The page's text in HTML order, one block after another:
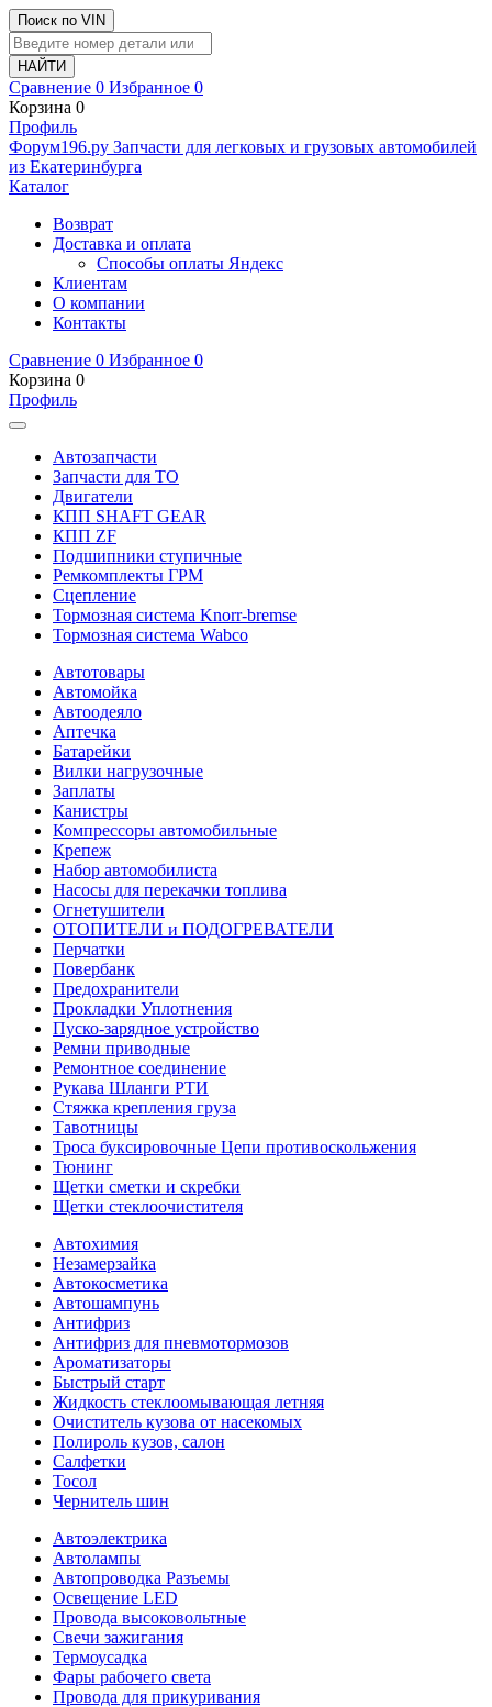
Поиск по VIN
Сравнение 0 Избранное 0
Корзина 0
Профиль
Фoрум196.ру Запчасти для легковых и грузовых автомобилей
из Екатеринбурга
Каталог
Возврат
Доставка и оплата
Способы оплаты Яндекс
Клиентам
О компании
Контакты
Сравнение 0 Избранное 0
Корзина 0
Профиль
Автозапчасти
Запчасти для ТО
Двигатели
КПП SHAFT GEAR
КПП ZF
Подшипники ступичные
Ремкомплекты ГРМ
Сцепление
Тормозная система Knorr-bremse
Тормозная система Wabco
Автотовары
Автомойка
Автоодеяло
Аптечка
Батарейки
Вилки нагрузочные
Заплаты
Канистры
Компрессоры автомобильные
Крепеж
Набор автомобилиста
Насосы для перекачки топлива
Огнетушители
ОТОПИТЕЛИ и ПОДОГРЕВАТЕЛИ
Перчатки
Повербанк
Предохранители
Прокладки Уплотнения
Пуско-зарядное устройство
Ремни приводные
Ремонтное соединение
Рукава Шланги РТИ
Стяжка крепления груза
Тавотницы
Троса буксировочные Цепи противоскольжения
Тюнинг
Щетки сметки и скребки
Щетки стеклоочистителя
Автохимия
Незамерзайка
Автокосметика
Автошампунь
Антифриз
Антифриз для пневмотормозов
Ароматизаторы
Быстрый старт
Жидкость стеклоомывающая летняя
Очиститель кузова от насекомых
Полироль кузов, салон
Салфетки
Тосол
Чернитель шин
Автоэлектрика
Автолампы
Автопроводка Разъемы
Освещение LED
Провода высоковольтные
Свечи зажигания
Термоусадка
Фары рабочего света
Провода для прикуривания